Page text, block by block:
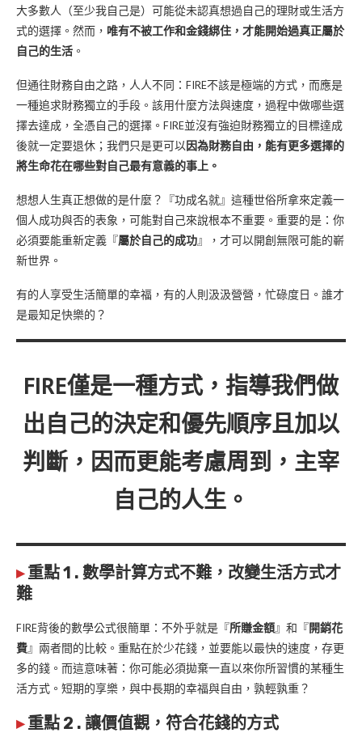
大多數人（至少我自己是）可能從未認真想過自己的理財或生活方
式的選擇。然而， 唯有不被工作和金錢綁住，才能開始過真正屬於
自己的生活 。
但通往財務自由之路，人人不同：FIRE不該是極端的方式，而應是
一種追求財務獨立的手段。該用什麼方法與速度，過程中做哪些選
擇去達成，全憑自己的選擇。FIRE並沒有強迫財務獨立的目標達成
後就一定要退休；我們只是更可以因為財務自由，能有更多選擇的
將生命花在哪些對自己最有意義的事上。
想想人生真正想做的是什麼？『功成名就』這種世俗所拿來定義一
個人成功與否的表象，可能對自己來說根本不重要。重要的是：你
必須要能重新定義『屬於自己的成功』，才可以開創無限可能的嶄
新世界。
有的人享受生活簡單的幸福，有的人則汲汲營營，忙碌度日。誰才
是最知足快樂的？
FIRE僅是一種方式，指導我們做
出自己的決定和優先順序且加以
判斷，因而更能考慮周到，主宰
自己的人生。
▸重點 1 . 數學計算方式不難，改變生活方式才
難
FIRE背後的數學公式很簡單：不外乎就是『所賺金額』和『開銷花
費』兩者間的比較。重點在於少花錢，並要能以最快的速度，存更
多的錢。而這意味著：你可能必須拋棄一直以來你所習慣的某種生
活方式。短期的享樂，與中長期的幸福與自由，孰輕孰重？
▸重點 2 . 讓價值觀，符合花錢的方式